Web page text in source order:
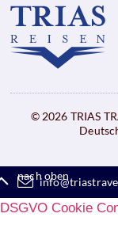
© 2026 TRIAS
nach oben
DSGVO Cookie